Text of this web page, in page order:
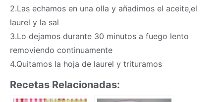
2.Las echamos en una olla y añadimos el aceite,el
laurel y la sal
3.Lo dejamos durante 30 minutos a fuego lento
removiendo continuamente
4.Quitamos la hoja de laurel y trituramos
Recetas Relacionadas: